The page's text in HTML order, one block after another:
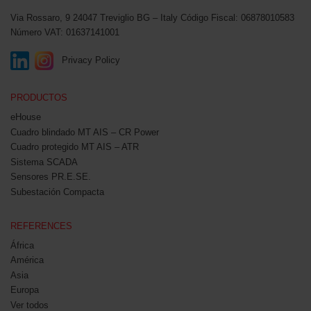
Via Rossaro, 9 24047 Treviglio BG – Italy Código Fiscal: 06878010583
Número VAT: 01637141001
Privacy Policy
PRODUCTOS
eHouse
Cuadro blindado MT AIS – CR Power
Cuadro protegido MT AIS – ATR
Sistema SCADA
Sensores PR.E.SE.
Subestación Compacta
REFERENCES
África
América
Asia
Europa
Ver todos